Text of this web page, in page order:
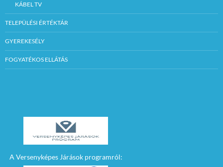
KÁBEL TV
TELEPÜLÉSI ÉRTÉKTÁR
GYEREKESÉLY
FOGYATÉKOS ELLÁTÁS
A Versenyképes Járások programról: